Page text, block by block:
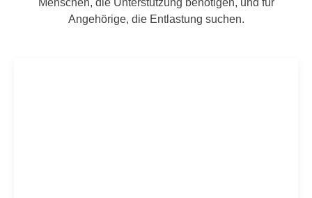
Menschen, die Unterstützung benötigen, und für
Angehörige, die Entlastung suchen.